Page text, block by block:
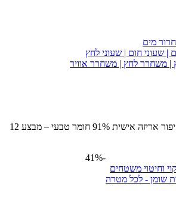
מים
| שעוני חום | שעוני לחץ
| משחרר לחץ | משחרר אוויר
מגבונים להסרת איפור אריזה אישית 91% חומר טבעי – מבצע 12
-41%